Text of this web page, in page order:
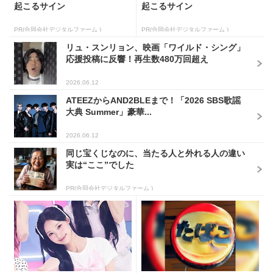
起こるサイン
PR(合同会社デジタルファーム )
起こるサイン
PR(合同会社デジタルファーム )
リュ・スンリョン、映画「ワイルド・シング」
応援投稿に反響！再生数480万回超え
2026.06.12
ATEEZからAND2BLEまで！「2026 SBS歌謡
大典 Summer」豪華...
2026.06.12
同じ宝くじなのに、当たる人と外れる人の違い
実は“ここ”でした
PR(合同会社デジタルファーム )